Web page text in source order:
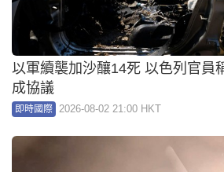
以軍續襲加沙釀14死 以色列官員
成協議
即時國際 2026-08-02 21:00 HKT